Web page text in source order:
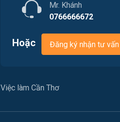
Mr. Khánh
0766666672
Hoặc Đăng ký nhận tư vấn
Việc làm Cần Thơ